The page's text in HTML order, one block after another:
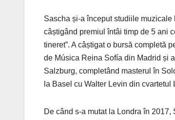
Sascha și-a început studiile
câștigând premiul întâi timp de 5 ani
tineret”. A câștigat o bursă completă
de Música Reina Sofía din Madrid și
Salzburg, completând masterul în
la Basel cu Walter Levin din cvartetul
De când s-a mutat la Londra în